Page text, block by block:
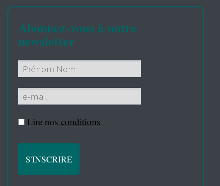
Abonnez-vous à notre
newsletter
Lire nos conditions